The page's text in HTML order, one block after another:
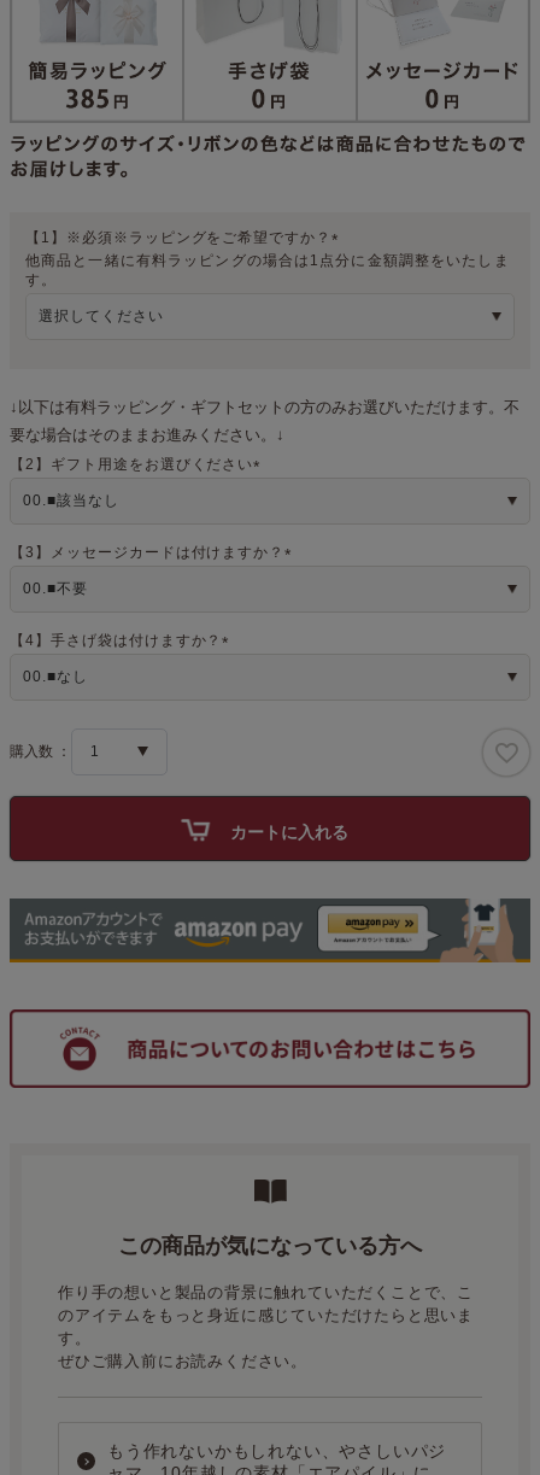
【1】※必須※ラッピングをご希望ですか？
(
他商品と一緒に有料ラッピングの場合は1点分に金額調整をいたしま
す。
↓以下は有料ラッピング・ギフトセットの方のみお選びいただけます。不
要な場合はそのままお進みください。↓
【2】ギフト用途をお選びください
)
【3】メッセージカードは付けますか？
【4】手さげ袋は付けますか？
カートに入れる
この商品が気になっている方へ
作り手の想いと製品の背景に触れていただくことで、こ
のアイテムをもっと身近に感じていただけたらと思いま
す。
ぜひご購入前にお読みください。
もう作れないかもしれない、やさしいパジ